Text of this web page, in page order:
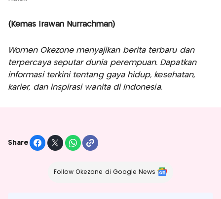
(Kemas Irawan Nurrachman)
Women Okezone menyajikan berita terbaru dan
terpercaya seputar dunia perempuan. Dapatkan
informasi terkini tentang gaya hidup, kesehatan,
karier, dan inspirasi wanita di Indonesia.
Share
Follow Okezone di Google News